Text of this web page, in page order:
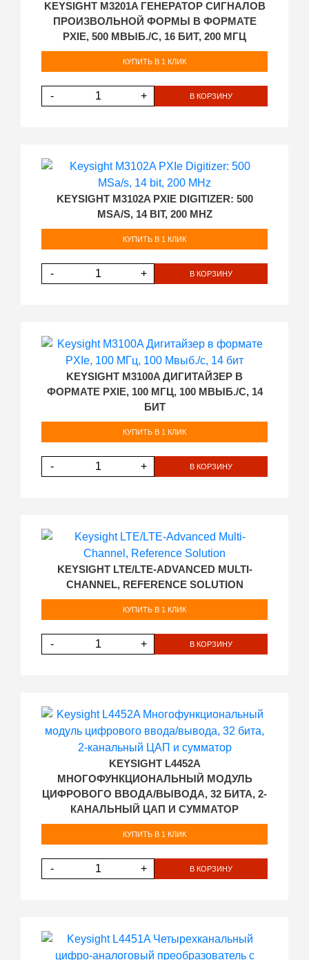
KEYSIGHT M3201A ГЕНЕРАТОР СИГНАЛОВ
ПРОИЗВОЛЬНОЙ ФОРМЫ В ФОРМАТЕ
PXIE, 500 МВЫБ./С, 16 БИТ, 200 МГЦ
КУПИТЬ В 1 КЛИК
- + В КОРЗИНУ
KEYSIGHT M3102A PXIE DIGITIZER: 500
MSA/S, 14 BIT, 200 MHZ
КУПИТЬ В 1 КЛИК
- + В КОРЗИНУ
KEYSIGHT M3100A ДИГИТАЙЗЕР В
ФОРМАТЕ PXIE, 100 МГЦ, 100 МВЫБ./С, 14
БИТ
КУПИТЬ В 1 КЛИК
- + В КОРЗИНУ
KEYSIGHT LTE/LTE-ADVANCED MULTI-
CHANNEL, REFERENCE SOLUTION
КУПИТЬ В 1 КЛИК
- + В КОРЗИНУ
KEYSIGHT L4452A
МНОГОФУНКЦИОНАЛЬНЫЙ МОДУЛЬ
ЦИФРОВОГО ВВОДА/ВЫВОДА, 32 БИТА, 2-
КАНАЛЬНЫЙ ЦАП И СУММАТОР
КУПИТЬ В 1 КЛИК
- + В КОРЗИНУ